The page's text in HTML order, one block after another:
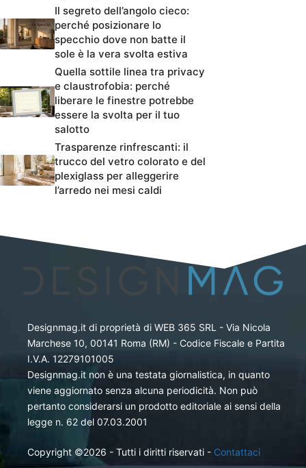
Il segreto dell’angolo cieco:
perché posizionare lo
specchio dove non batte il
sole è la vera svolta estiva
Quella sottile linea tra privacy
e claustrofobia: perché
liberare le finestre potrebbe
essere la svolta per il tuo
salotto
Trasparenze rinfrescanti: il
trucco del vetro colorato e del
plexiglass per alleggerire
l’arredo nei mesi caldi
Designmag.it di proprietà di WEB 365 SRL - Via Nicola
Marchese 10, 00141 Roma (RM) - Codice Fiscale e Partita
I.V.A. 12279101005
Designmag.it non è una testata giornalistica, in quanto
viene aggiornato senza alcuna periodicità. Non può
pertanto considerarsi un prodotto editoriale ai sensi della
legge n. 62 del 07.03.2001
Copyright ©2026 - Tutti i diritti riservati - Contattaci